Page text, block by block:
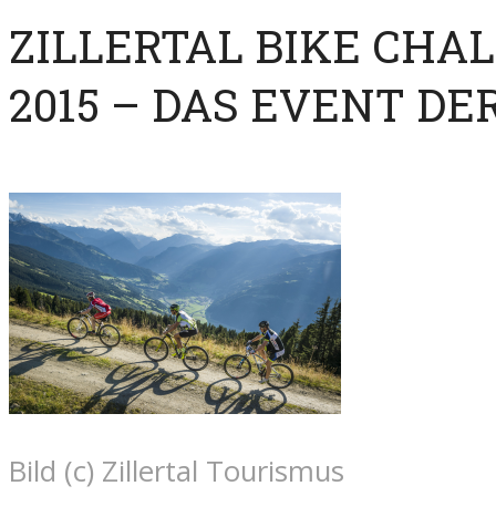
ZILLERTAL BIKE
2015 – DAS EVENT
Bild (c) Zillertal Tourismus